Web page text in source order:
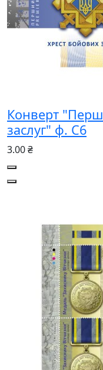
Конверт
заслуг" ф. С6
3.00 ₴